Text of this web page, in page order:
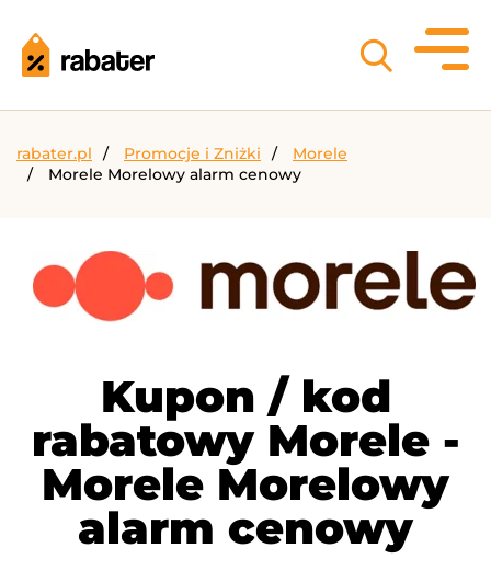
rabater.pl Promocje i Zniżki
Morele
Morele Morelowy alarm cenowy
Kupon / kod
rabatowy Morele -
Morele Morelowy
alarm cenowy